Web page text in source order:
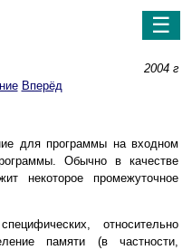
☰
2004 г
Вперёд
для программы на входном
Обычно в качестве
некоторое промежуточное
относительно
памяти (в частности,